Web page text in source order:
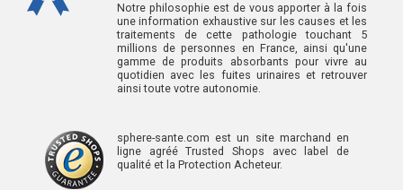
Notre philosophie est de vous apporter à la fois
une information exhaustive sur les causes et les
traitements de cette pathologie touchant 5
millions de personnes en France, ainsi qu'une
gamme de produits absorbants pour vivre au
quotidien avec les fuites urinaires et retrouver
ainsi toute votre autonomie.
sphere-sante.com est un site marchand en
ligne agréé Trusted Shops avec label de
qualité et la Protection Acheteur.